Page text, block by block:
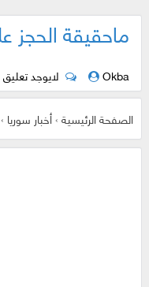
Okba لايوجد تعليق
الصفحة الرئيسية›أخبار سوريا›